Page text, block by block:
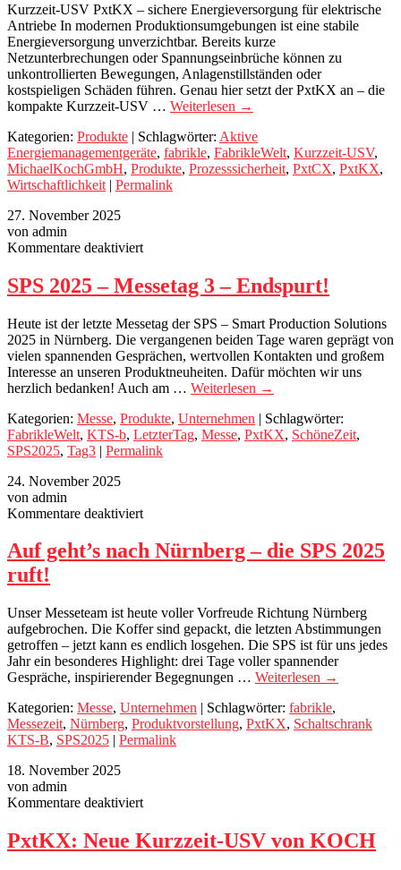
Kurzzeit-USV PxtKX – sichere Energieversorgung für elektrische
Antriebe In modernen Produktionsumgebungen ist eine stabile
Energieversorgung unverzichtbar. Bereits kurze
Netzunterbrechungen oder Spannungseinbrüche können zu
unkontrollierten Bewegungen, Anlagenstillständen oder
kostspieligen Schäden führen. Genau hier setzt der PxtKX an – die
kompakte Kurzzeit-USV … Weiterlesen →
Kategorien: Produkte | Schlagwörter: Aktive
Energiemanagementgeräte, fabrikle, FabrikleWelt, Kurzzeit-USV,
MichaelKochGmbH, Produkte, Prozesssicherheit, PxtCX, PxtKX,
Wirtschaftlichkeit | Permalink
27. November 2025
von admin
Kommentare deaktiviertfür
–
3
–
Endspurt!
SPS 2025 – Messetag 3 – Endspurt!
Heute ist der letzte Messetag der SPS – Smart Production Solutions
2025 in Nürnberg. Die vergangenen beiden Tage waren geprägt von
vielen spannenden Gesprächen, wertvollen Kontakten und großem
Interesse an unseren Produktneuheiten. Dafür möchten wir uns
herzlich bedanken! Auch am … Weiterlesen →
Kategorien: Messe, Produkte, Unternehmen | Schlagwörter:
FabrikleWelt, KTS-b, LetzterTag, Messe, PxtKX, SchöneZeit,
SPS2025, Tag3 | Permalink
24. November 2025
von admin
Kommentare deaktiviertfür
geht’s
nach
die
SPS
2025
ruft!
Auf geht’s nach Nürnberg – die SPS 2025
ruft!
Unser Messeteam ist heute voller Vorfreude Richtung Nürnberg
aufgebrochen. Die Koffer sind gepackt, die letzten Abstimmungen
getroffen – jetzt kann es endlich losgehen. Die SPS ist für uns jedes
Jahr ein besonderes Highlight: drei Tage voller spannender
Gespräche, inspirierender Begegnungen … Weiterlesen →
Kategorien: Messe, Unternehmen | Schlagwörter: fabrikle,
Messezeit, Nürnberg, Produktvorstellung, PxtKX, Schaltschrank
KTS-B, SPS2025 | Permalink
18. November 2025
von admin
Kommentare deaktiviertfür
Neue
Kurzzeit-
PxtKX: Neue Kurzzeit-USV von KOCH